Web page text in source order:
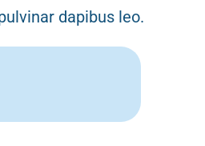
dapibus leo.